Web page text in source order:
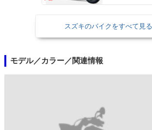
スズキのバイクをすべて見る
モデル／カラー／関連情報